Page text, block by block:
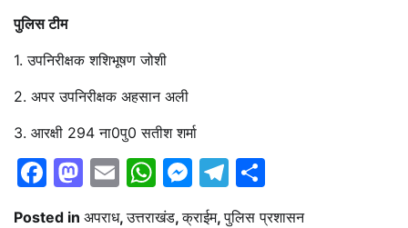
पुलिस टीम
1. उपनिरीक्षक शशिभूषण जोशी
2. अपर उपनिरीक्षक अहसान अली
3. आरक्षी 294 ना0पु0 सतीश शर्मा
Facebook
Mastodon
EmailWhatsApp
Messenger
Telegram
Posted in अपराध,उत्तराखंड,क्राईम,पुलिस प्रशासन